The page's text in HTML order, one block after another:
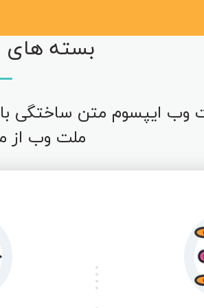
بسته های
وب ایپسوم متن ساختگی
ملت وب از